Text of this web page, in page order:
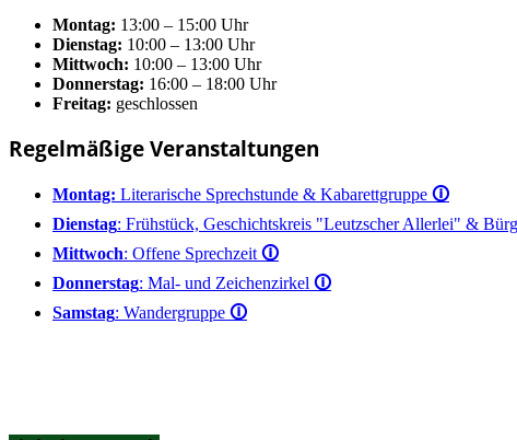
Montag: 13:00 – 15:00 Uhr
Dienstag: 10:00 – 13:00 Uhr
Mittwoch: 10:00 – 13:00 Uhr
Donnerstag: 16:00 – 18:00 Uhr
Freitag: geschlossen
Regelmäßige Veranstaltungen
Montag: Literarische Sprechstunde & Kabarettgruppe 🛈
Dienstag: Frühstück, Geschichtskreis "Leutzscher Allerlei" &
Mittwoch: Offene Sprechzeit 🛈
Donnerstag: Mal- und Zeichenzirkel 🛈
Samstag: Wandergruppe 🛈